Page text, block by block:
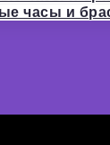
часы и